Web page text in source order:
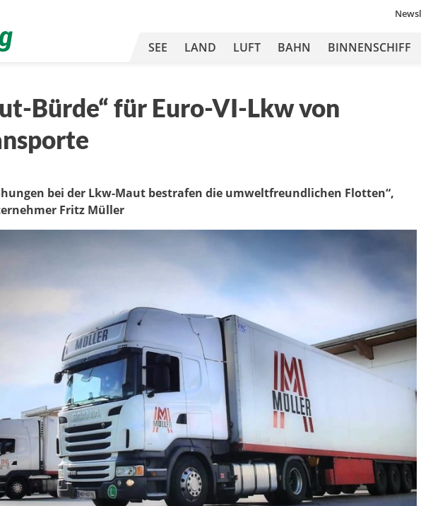
SEE LAND LUFT BAHN BINNENSCHIFF
Bürde“ für Euro-VI-Lkw von
bei der Lkw-Maut bestrafen die umweltfreundlichen Flotten“,
Fritz Müller